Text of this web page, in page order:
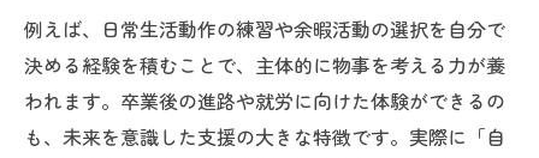
なる理由
未来志向の自立支援と日常生活力アップの
工夫
支援員ができる未来につながる自立支援の
例えば、日常生活動作の練習や余暇活動の選択を自分で
決める経験を積むことで、主体的に物事を考える力が養
われます。卒業後の進路や就労に向けた体験ができるの
も、未来を意識した支援の大きな特徴です。実際に「自